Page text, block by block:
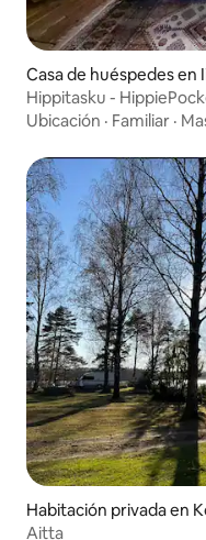
Casa de huéspedes en
Hippitasku -
Ubicación · Familiar ·
Habitación privada en
Aitta